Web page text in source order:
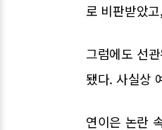
로 비판받았
그럼에도 선
됐다. 사실상
연이은 논란